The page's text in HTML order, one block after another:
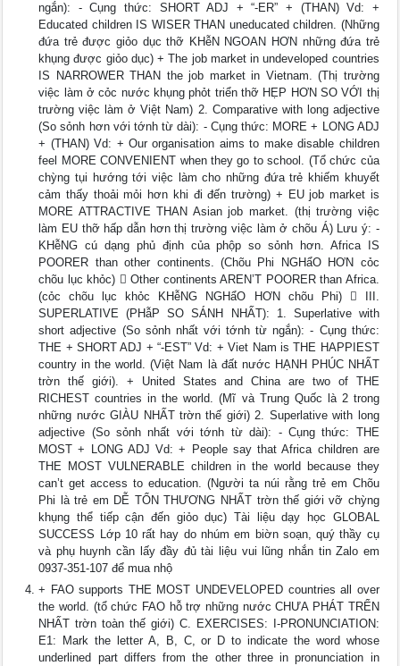
ngắn): - Cụng thức: SHORT ADJ + “-ER” + (THAN) Vd: +
Educated children IS WISER THAN uneducated children. (Những
đứa trẻ được giỏo dục thỡ KHễN NGOAN HƠN những đứa trẻ
khụng được giỏo dục) + The job market in undeveloped countries
IS NARROWER THAN the job market in Vietnam. (Thị trường
việc làm ở cỏc nước khụng phỏt triển thỡ HẸP HƠN SO VỚI thị
trường việc làm ở Việt Nam) 2. Comparative with long adjective
(So sỏnh hơn với tớnh từ dài): - Cụng thức: MORE + LONG ADJ
+ (THAN) Vd: + Our organisation aims to make disable children
feel MORE CONVENIENT when they go to school. (Tổ chức của
chỳng tụi hướng tới việc làm cho những đứa trẻ khiếm khuyết
cảm thấy thoải mỏi hơn khi đi đến trường) + EU job market is
MORE ATTRACTIVE THAN Asian job market. (thị trường việc
làm EU thỡ hấp dẫn hơn thị trường việc làm ở chõu Á) Lưu ý: -
KHễNG cú dạng phủ định của phộp so sỏnh hơn. Africa IS
POORER than other continents. (Chõu Phi NGHẩO HƠN cỏc
chõu lục khỏc)  Other continents AREN’T POORER than Africa.
(cỏc chõu lục khỏc KHễNG NGHẩO HƠN chõu Phi)  III.
SUPERLATIVE (PHẫP SO SÁNH NHẤT): 1. Superlative with
short adjective (So sỏnh nhất với tớnh từ ngắn): - Cụng thức:
THE + SHORT ADJ + “-EST” Vd: + Viet Nam is THE HAPPIEST
country in the world. (Việt Nam là đất nước HẠNH PHÚC NHẤT
trờn thế giới). + United States and China are two of THE
RICHEST countries in the world. (Mĩ và Trung Quốc là 2 trong
những nước GIÀU NHẤT trờn thế giới) 2. Superlative with long
adjective (So sỏnh nhất với tớnh từ dài): - Cụng thức: THE
MOST + LONG ADJ Vd: + People say that Africa children are
THE MOST VULNERABLE children in the world because they
can’t get access to education. (Người ta núi rằng trẻ em Chõu
Phi là trẻ em DỄ TỔN THƯƠNG NHẤT trờn thế giới vỡ chỳng
khụng thể tiếp cận đến giỏo dục) Tài liệu dạy học GLOBAL
SUCCESS Lớp 10 rất hay do nhúm em biờn soạn, quý thầy cụ
và phụ huynh cần lấy đầy đủ tài liệu vui lũng nhắn tin Zalo em
0937-351-107 để mua nhộ
+ FAO supports THE MOST UNDEVELOPED countries all over
the world. (tổ chức FAO hỗ trợ những nước CHƯA PHÁT TRỂN
NHẤT trờn toàn thế giới) C. EXERCISES: I-PRONUNCIATION:
E1: Mark the letter A, B, C, or D to indicate the word whose
underlined part differs from the other three in pronunciation in